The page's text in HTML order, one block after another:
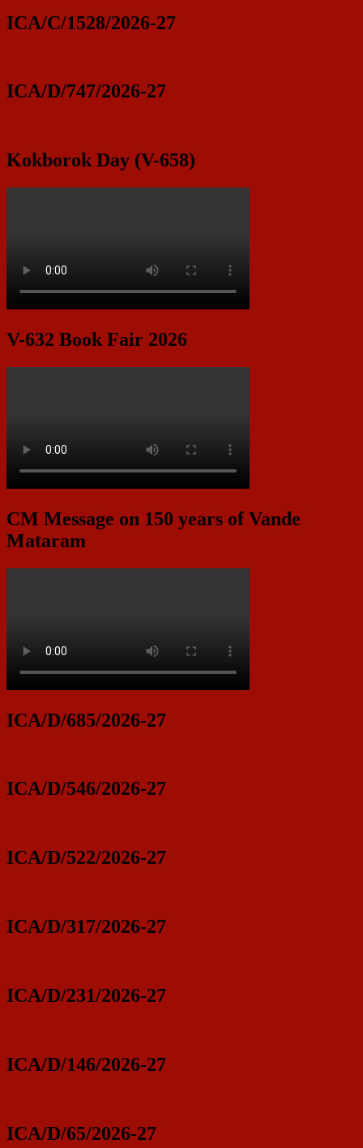
ICA/C/1528/2026-27
ICA/D/747/2026-27
Kokborok Day (V-658)
V-632 Book Fair 2026
CM Message on 150 years of Vande
Mataram
ICA/D/685/2026-27
ICA/D/546/2026-27
ICA/D/522/2026-27
ICA/D/317/2026-27
ICA/D/231/2026-27
ICA/D/146/2026-27
ICA/D/65/2026-27